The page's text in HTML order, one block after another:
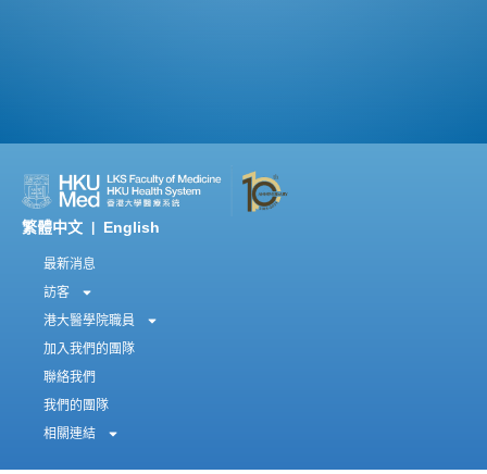
繁體中文 English
最新消息
訪客
港大醫學院職員
加入我們的團隊
聯絡我們
我們的團隊
相關連結